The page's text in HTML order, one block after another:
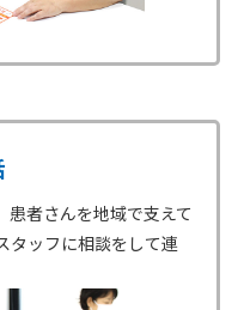
患者さんを地域で支えて
タッフに相談をして連